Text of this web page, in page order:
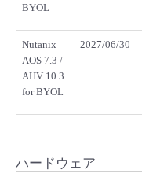
BYOL
Nutanix
AOS 7.3 /
AHV 10.3
for BYOL
2027/06/30
ハードウェア